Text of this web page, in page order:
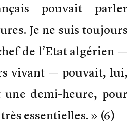
pouvait parler
Je ne suis toujours
de l’Etat algérien —
vivant — pouvait, lui,
une demi-heure, pour
essentielles. » (6)